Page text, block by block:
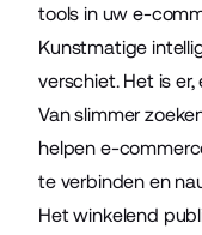
tools in uw e-
Kunstmatige
verschiet. Het is
Van slimmer
helpen e-
te verbinden en
Het winkelend